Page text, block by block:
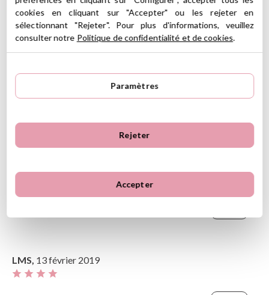
Avis clients
Ordenar
Plus vieux
Le plus utile
Notes les plus basses
Cet avis vous a paru utile? Oui
Sofiabc,12 avril 2019
LMS, 13 février 2019
cookies en cliquant sur "Accepter" ou les rejeter en
sélectionnant "Rejeter". Pour plus d'informations, veuillez
consulter notre Politique de confidentialité et de cookies.
Paramètres
Rejeter
Accepter